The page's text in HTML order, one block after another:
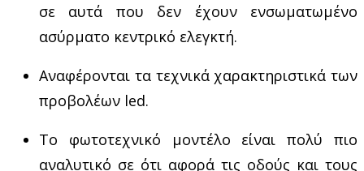
σε αυτά που δεν έχουν ενσωματωμένο
ασύρματο κεντρικό ελεγκτή.
Αναφέρονται τα τεχνικά χαρακτηριστικά των
προβολέων led.
Το φωτοτεχνικό μοντέλο είναι πολύ πιο
αναλυτικό σε ότι αφορά τις οδούς και τους